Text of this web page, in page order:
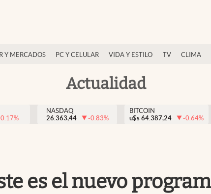
Y MERCADOS PC Y CELULAR VIDA Y ESTILO TV CLIMA
Actualidad
%
NASDAQ
26.363,44
-0.83%
BITCOIN
u$s 64.387,24 -0.64%
es el nuevo